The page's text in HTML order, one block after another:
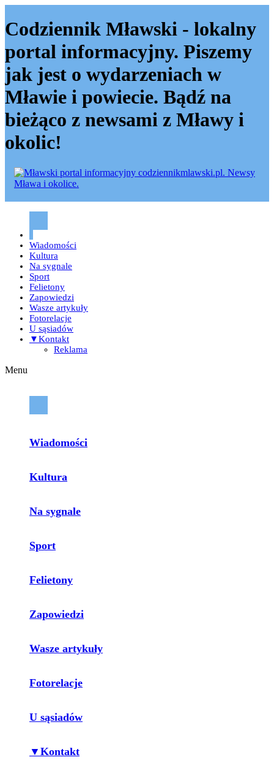
Codziennik Mławski - lokalny
portal informacyjny. Piszemy
jak jest o wydarzeniach w
Mławie i powiecie. Bądź na
bieżąco z newsami z Mławy i
okolic!
Codziennik mławski – Mława
Wiadomości
Kultura
Na sygnale
Sport
Felietony
Zapowiedzi
Wasze artykuły
Fotorelacje
U sąsiadów
▼Kontakt
Reklama
Menu
Wiadomości
Kultura
Na sygnale
Sport
Felietony
Zapowiedzi
Wasze artykuły
Fotorelacje
U sąsiadów
▼Kontakt